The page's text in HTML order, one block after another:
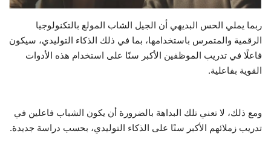
ربما يملي الحس البديهي أن الجيل الشاب المولع بالتكنولوجيا
الرقمية والمتمرس باستخدامها، بما في ذلك الذكاء التوليدي، سيكون
فاعلًا في تدريب الموظفين الأكبر سنًا على استخدام هذه الأدوات
القوية بفاعلية.
ومع ذلك، لا تعني تلك البداهة بالضرورة أن يكون الشباب فاعلين في
تدريب زملائهم الأكبر سنًا على الذكاء التوليدي، بحسب دراسة جديدة.